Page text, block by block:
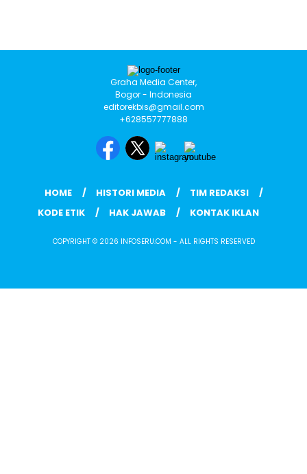
Graha Media Center,
Bogor - Indonesia
editorekbis@gmail.com
+628557777888
HOME HISTORI MEDIA
TIM REDAKSI
KODE ETIK
HAK JAWAB KONTAK IKLAN
COPYRIGHT © 2026 INFOSERU.COM - ALL RIGHTS RESERVED